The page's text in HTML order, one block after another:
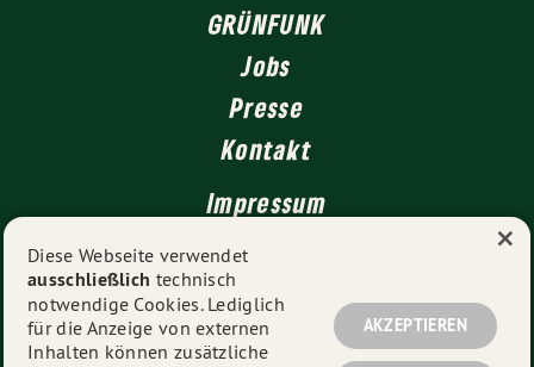
GRÜNFUNK
Jobs
Presse
Kontakt
Impressum
Datenschutz
© 2026GRÜNE Düsseldorf - Alle Rechte vorbehalten.
Diese Webseite verwendet
ausschließlich technisch
notwendige Cookies. Lediglich
für die Anzeige von externen
Inhalten können zusätzliche
AKZEPTIEREN
×